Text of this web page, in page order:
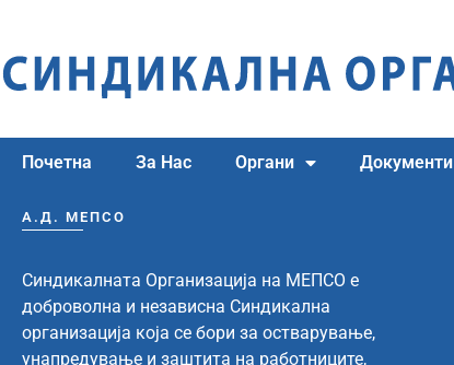
Почетна За Нас Органи Документи
А.Д. МЕПСО
Синдикалната Организација на МЕПСО е
доброволна и независна Синдикална
организација која се бори за остварување,
унапредување и заштита на работниците,